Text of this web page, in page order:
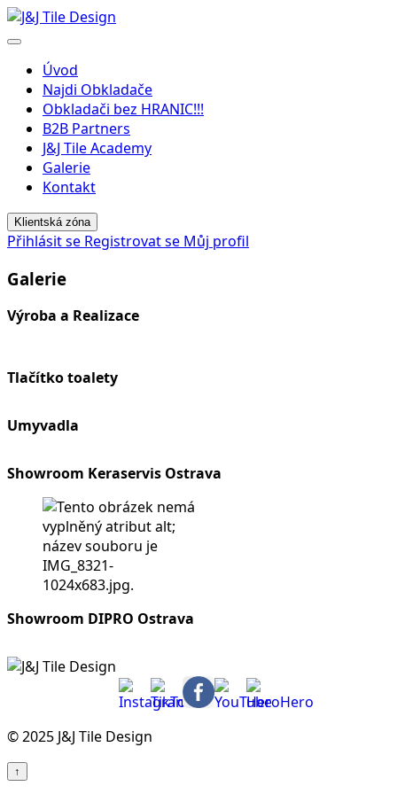
Menu
Úvod
Najdi Obkladače
Obkladači bez HRANIC!!!
B2B Partners
J&J Tile Academy
Galerie
Kontakt
Klientská zóna
Přihlásit se Registrovat se Můj profil
Galerie
Výroba a Realizace
Tlačítko toalety
Umyvadla
Showroom Keraservis Ostrava
Showroom DIPRO Ostrava
© 2025 J&J Tile Design
↑